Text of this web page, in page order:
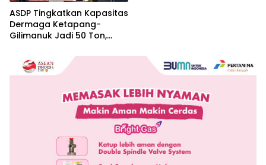
ASDP Tingkatkan Kapasitas
Dermaga Ketapang-
Gilimanuk Jadi 50 Ton,
Jawa-Bali